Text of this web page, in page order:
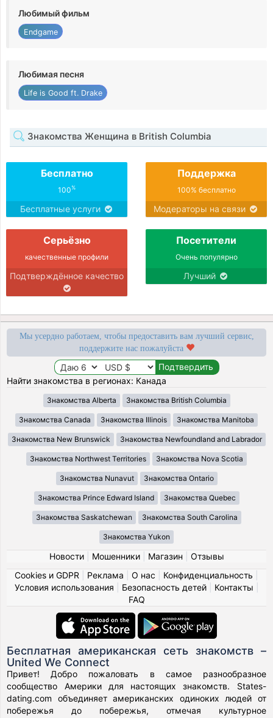
Любимый фильм
Endgame
Любимая песня
Life is Good ft. Drake
Знакомства Женщина в British Columbia
Бесплатно
100%
Бесплатные услуги
Поддержка
100% бесплатно
Модераторы на связи
Серьёзно
качественные профили
Подтверждённое качество
Посетители
Очень популярно
Лучший
Мы усердно работаем, чтобы предоставить вам лучший сервис,
поддержите нас пожалуйста
Найти знакомства в регионах: Канада
Знакомства Alberta Знакомства British Columbia
Знакомства Canada Знакомства Illinois Знакомства Manitoba
Знакомства New Brunswick Знакомства Newfoundland and Labrador
Знакомства Northwest Territories Знакомства Nova Scotia
Знакомства Nunavut Знакомства Ontario
Знакомства Prince Edward Island Знакомства Quebec
Знакомства Saskatchewan Знакомства South Carolina
Знакомства Yukon
Новости| Мошенники| Магазин
Отзывы
Cookies и GDPR
Реклама О нас Конфиденциальность
Условия использования
Безопасность детей| Контакты
FAQ
Бесплатная американская сеть знакомств –
United We Connect
Привет! Добро пожаловать в самое разнообразное
сообщество Америки для настоящих знакомств. States-
dating.com объединяет американских одиноких людей от
побережья до побережья, отмечая культурное